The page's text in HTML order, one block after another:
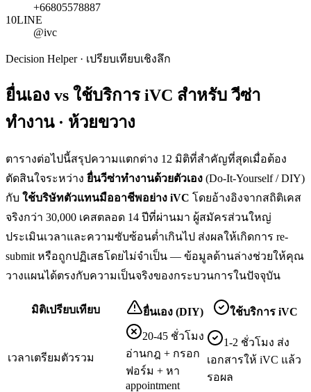
+66805578887
10LINE
@ivc
Decision Helper · เปรียบเทียบเชิงลึก
ยื่นเอง vs ใช้บริการ iVC สำหรับวีซ่า
ทำงาน · ห้วยขวาง
ตารางต่อไปนี้สรุปความแตกต่าง 12 มิติที่สำคัญที่สุดเมื่อต้อง
ตัดสินใจระหว่าง ยื่นวีซ่าทำงานด้วยตัวเอง (Do-It-Yourself / DIY)
กับ ใช้บริษัทตัวแทนมืออาชีพอย่าง iVC โดยอ้างอิงจากสถิติเคส
จริงกว่า 30,000 เคสตลอด 14 ปีที่ผ่านมา ผู้สมัครส่วนใหญ่
ประเมินเวลาและความซับซ้อนต่ำเกินไป ส่งผลให้เกิดการ re-
submit หรือถูกปฏิเสธโดยไม่จำเป็น — ข้อมูลด้านล่างช่วยให้คุณ
วางแผนได้ตรงกับความเป็นจริงของกระบวนการในปัจจุบัน
มิติเปรียบเทียบ ยื่นเอง (DIY) ใช้บริการ iVC
เวลาเตรียมตัวรวม
20-45 ชั่วโมง
อ่านกฎ + กรอก
ฟอร์ม + หา
appointment
1-2 ชั่วโมง ส่ง
เอกสารให้ iVC แล้ว
รอผล